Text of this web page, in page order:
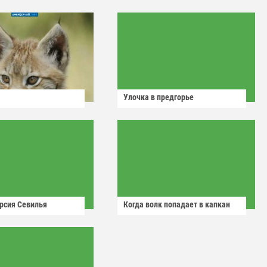
Улочка в предгорье
Севилья Когда волк попадает в капкан